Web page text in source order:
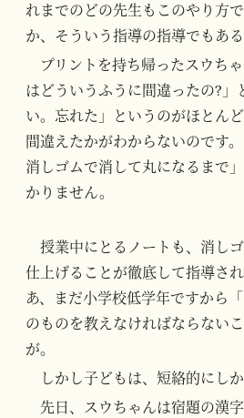
れまでのどの先生もこのやり方
か、そういう指導の指導でもある
プリントを持ち帰ったスウち
はどういうふうに間違ったの?」
い。忘れた」というのがほとん
間違えたかがわからないのです
消しゴムで消して丸になるまで
かりません。
授業中にとるノートも、消し
仕上げることが徹底して指導さ
あ、まだ小学校低学年ですから
のものを教えなければならない
が。
しかし子どもは、短絡的にし
先日、スウちゃんは宿題の漢